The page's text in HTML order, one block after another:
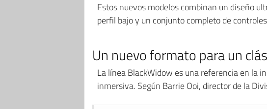
Estos nuevos modelos combinan un diseño
perfil bajo y un conjunto completo de
Un nuevo formato para un
La línea BlackWidow es una referencia en la
inmersiva. Según Barrie Ooi, director de la